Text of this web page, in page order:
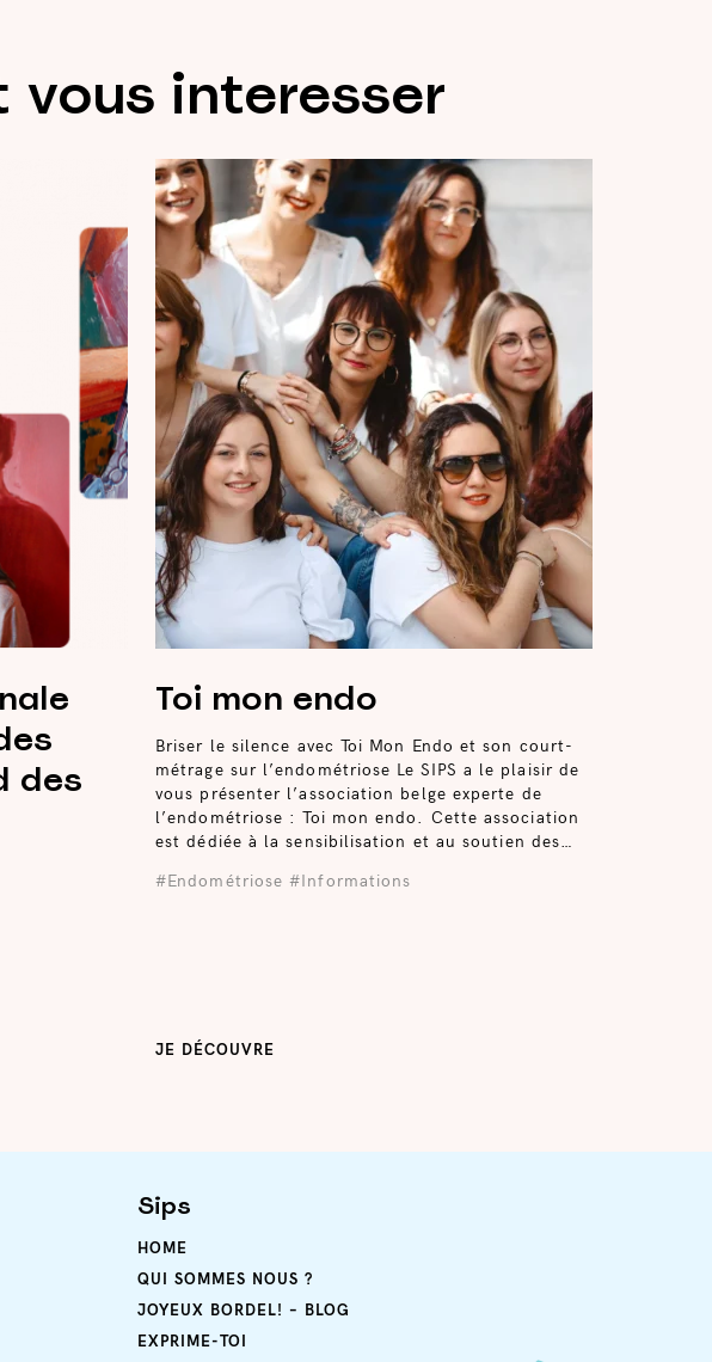
interesser
des
Toi mon endo
Briser le silence avec Toi Mon Endo et son court-
métrage sur l’endométriose Le SIPS a le plaisir de
vous présenter l’association belge experte de
l’endométriose : Toi mon endo. Cette association
est dédiée à la sensibilisation et au soutien des…
#Endométriose #Informations
JE DÉCOUVRE
Sips
HOME
QUI SOMMES NOUS ?
JOYEUX BORDEL! – BLOG
EXPRIME-TOI